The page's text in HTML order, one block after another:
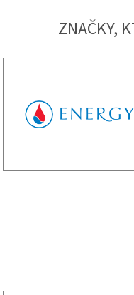
ZNAČKY,